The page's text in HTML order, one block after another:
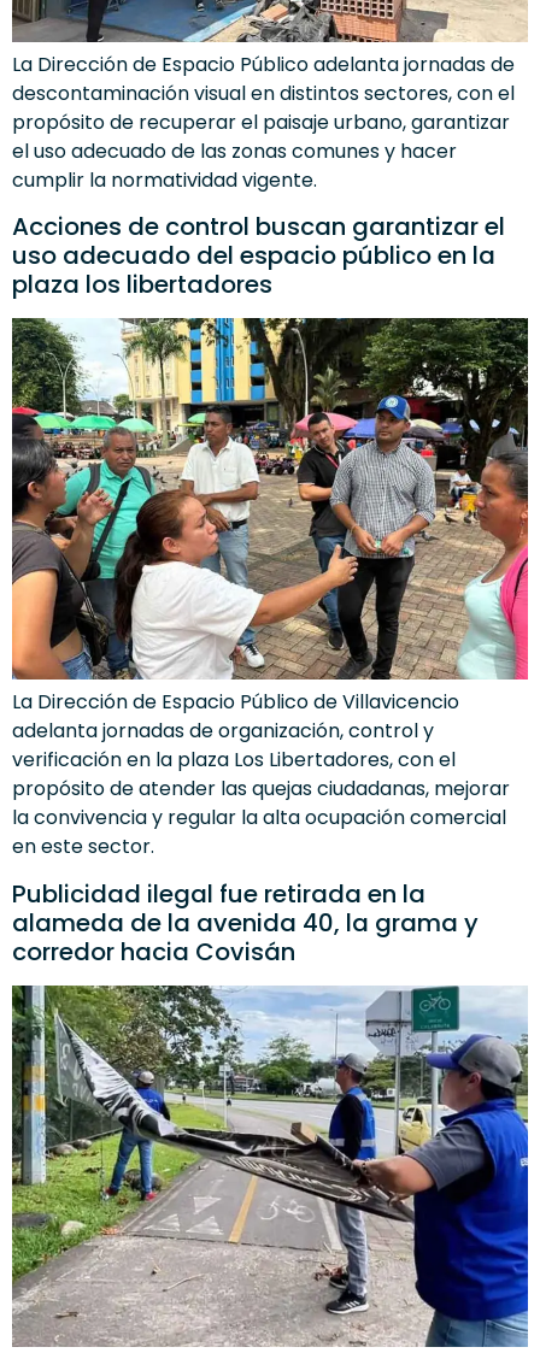
La Dirección de Espacio Público adelanta jornadas de
descontaminación visual en distintos sectores, con el
propósito de recuperar el paisaje urbano, garantizar
el uso adecuado de las zonas comunes y hacer
cumplir la normatividad vigente.
Acciones de control buscan garantizar el
uso adecuado del espacio público en la
plaza los libertadores
La Dirección de Espacio Público de Villavicencio
adelanta jornadas de organización, control y
verificación en la plaza Los Libertadores, con el
propósito de atender las quejas ciudadanas, mejorar
la convivencia y regular la alta ocupación comercial
en este sector.
Publicidad ilegal fue retirada en la
alameda de la avenida 40, la grama y
corredor hacia Covisán